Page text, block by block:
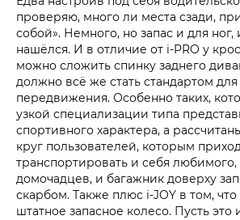
проверяю, много ли места сзади,
собой». Немного, но запас и для ног,
нашёлся. И в отличие от i‑PRO у
можно сложить спинку заднего
должно всё же стать стандартом для
передвижения. Особенно таких,
узкой специализации типа
спортивного характера, а
круг пользователей, которым
транспортировать и себя
домочадцев, и багажник доверху
скарбом. Также плюс i‑JOY в том, что
штатное запасное колесо. Пусть это